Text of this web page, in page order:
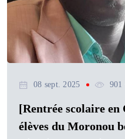
08 sept. 2025 901
[Rentrée scolaire en
élèves du Moronou